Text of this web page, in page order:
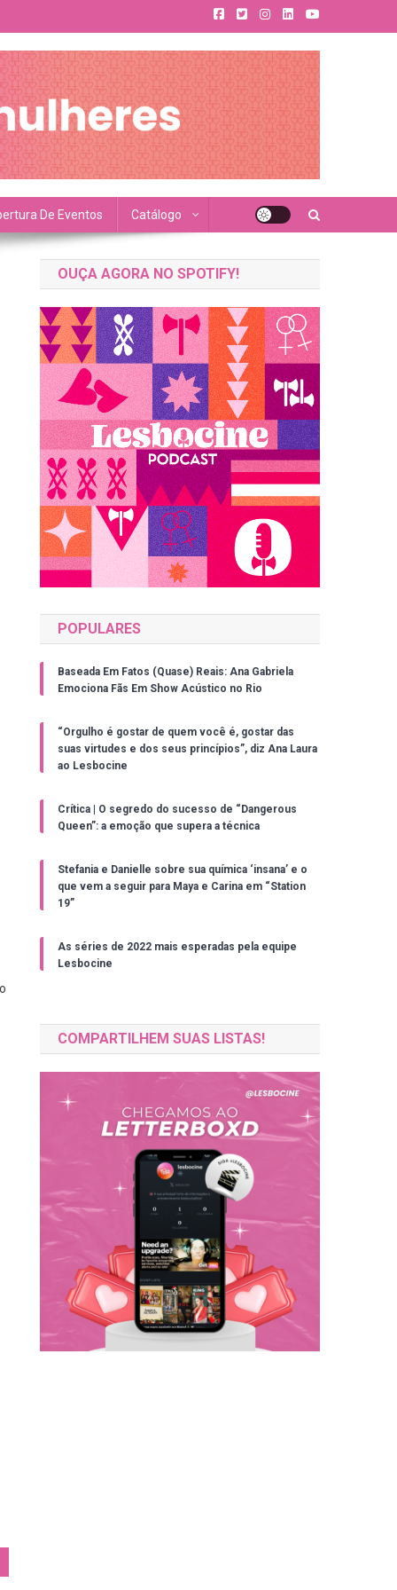
De Eventos Catálogo
OUÇA AGORA NO SPOTIFY!
POPULARES
Baseada Em Fatos (Quase) Reais: Ana Gabriela
Emociona Fãs Em Show Acústico no Rio
“Orgulho é gostar de quem você é, gostar das
suas virtudes e dos seus princípios”, diz Ana Laura
ao Lesbocine
Crítica | O segredo do sucesso de “Dangerous
Queen”: a emoção que supera a técnica
Stefania e Danielle sobre sua química ‘insana’ e o
que vem a seguir para Maya e Carina em “Station
19”
As séries de 2022 mais esperadas pela equipe
Lesbocine
COMPARTILHEM SUAS LISTAS!